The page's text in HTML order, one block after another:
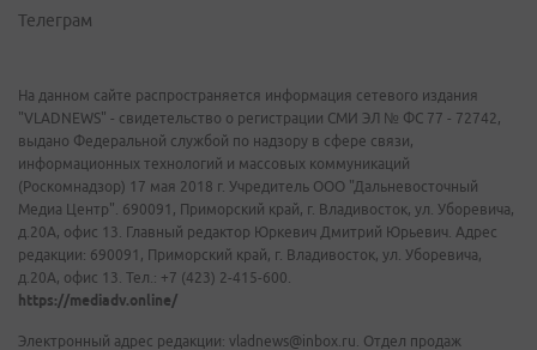
Телеграм
На данном сайте распространяется информация сетевого издания
"VLADNEWS" - свидетельство о регистрации СМИ ЭЛ № ФС 77 - 72742,
выдано Федеральной службой по надзору в сфере связи,
информационных технологий и массовых коммуникаций
(Роскомнадзор) 17 мая 2018 г. Учредитель ООО "Дальневосточный
Медиа Центр". 690091, Приморский край, г. Владивосток, ул. Уборевича,
д.20А, офис 13. Главный редактор Юркевич Дмитрий Юрьевич. Адрес
редакции: 690091, Приморский край, г. Владивосток, ул. Уборевича,
д.20А, офис 13. Тел.: +7 (423) 2-415-600.
https://mediadv.online/
Электронный адрес редакции: vladnews@inbox.ru. Отдел продаж